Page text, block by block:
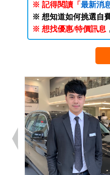
※ 記得閱讀「 最新消
※ 想知道如何挑選自
※ 想找優惠/特價訊息